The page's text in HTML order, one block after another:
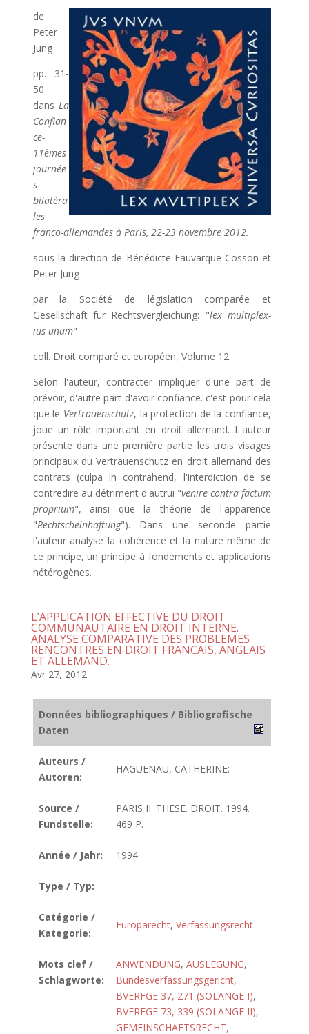
de
Peter
Jung
pp. 31-
50
dansLa
Confian
ce-
11èmes
journée
s
bilatéra
les
franco-allemandes à Paris, 22-23 novembre 2012.
sous la direction de Bénédicte Fauvarque-Cosson et
Peter Jung
par la Société de législation comparée et
Gesellschaft für Rechtsvergleichung: "lex multiplex-
ius unum"
coll. Droit comparé et européen, Volume 12.
Selon l'auteur, contracter impliquer d'une part de
prévoir, d'autre part d'avoir confiance. c'est pour cela
que le Vertrauenschutz, la protection de la confiance,
joue un rôle important en droit allemand. L'auteur
présente dans une première partie les trois visages
principaux du Vertrauenschutz en droit allemand des
contrats (culpa in contrahend, l'interdiction de se
contredire au détriment d'autrui "venire contra factum
proprium", ainsi que la théorie de l'apparence
"Rechtscheinhaftung"). Dans une seconde partie
l'auteur analyse la cohérence et la nature même de
ce principe, un principe à fondements et applications
hétérogènes.
L’APPLICATION EFFECTIVE DU DROIT
COMMUNAUTAIRE EN DROIT INTERNE.
ANALYSE COMPARATIVE DES PROBLEMES
RENCONTRES EN DROIT FRANCAIS, ANGLAIS
ET ALLEMAND.
Avr 27, 2012
Données bibliographiques / Bibliografische
Daten
Auteurs /
Autoren:
HAGUENAU, CATHERINE;
Source /
Fundstelle:
PARIS II. THESE. DROIT. 1994.
469 P.
Année / Jahr: 1994
Type / Typ:
Catégorie /
Kategorie:
Europarecht, Verfassungsrecht
Mots clef /
Schlagworte:
ANWENDUNG, AUSLEGUNG,
Bundesverfassungsgericht,
BVERFGE 37, 271 (SOLANGE I),
BVERFGE 73, 339 (SOLANGE II),
GEMEINSCHAFTSRECHT,